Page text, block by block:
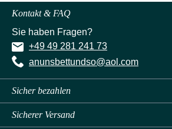
Kontakt & FAQ
Sie haben Fragen?
+49 49 281 241 73
anunsbettundso@aol.com
Sicher bezahlen
Sicherer Versand